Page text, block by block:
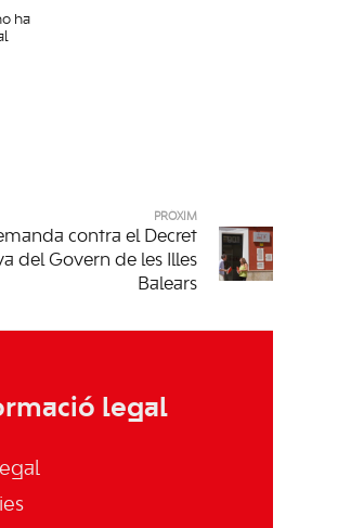
ha
PRÒXIM
contra el Decret
del Govern de les Illes
Balears
legal